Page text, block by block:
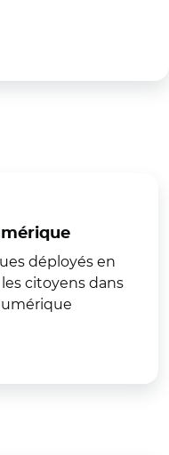
déployés en
citoyens dans